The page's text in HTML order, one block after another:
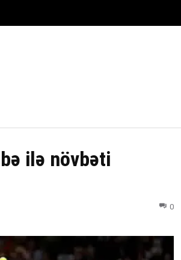
ilə növbəti
0